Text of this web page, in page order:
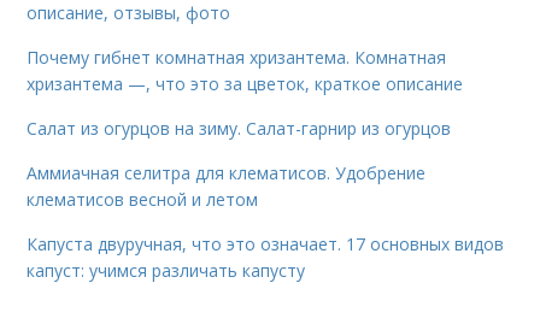
описание, отзывы, фото
Почему гибнет комнатная хризантема. Комнатная
хризантема —, что это за цветок, краткое описание
Салат из огурцов на зиму. Салат-гарнир из огурцов
Аммиачная селитра для клематисов. Удобрение
клематисов весной и летом
Капуста двуручная, что это означает. 17 основных видов
капуст: учимся различать капусту